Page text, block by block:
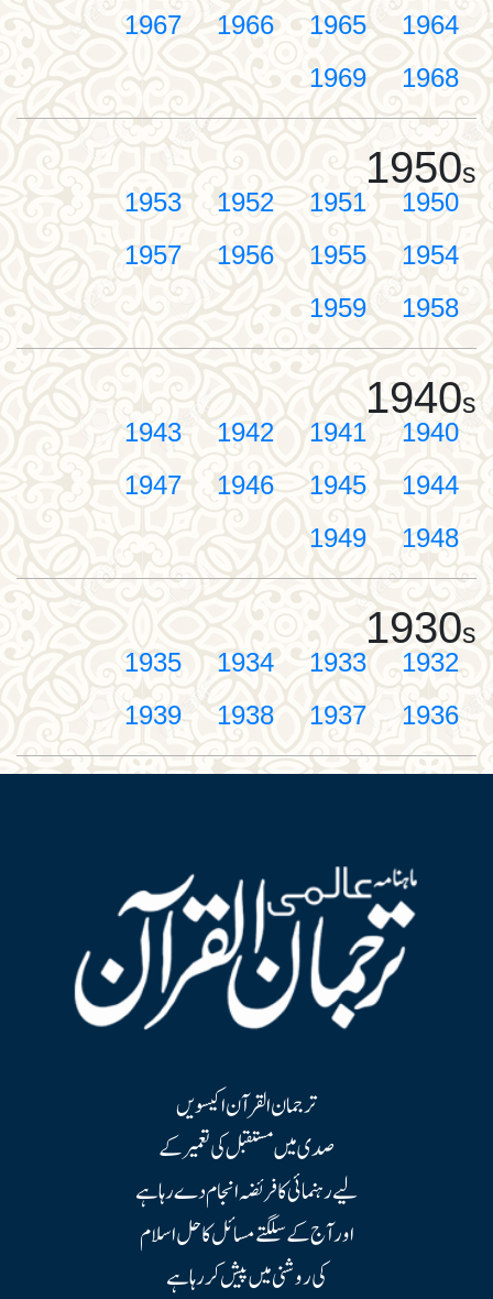
1964
1965
1966
1967
1968
1969
1950s
1950
1951
1952
1953
1954
1955
1956
1957
1958
1959
1940s
1940
1941
1942
1943
1944
1945
1946
1947
1948
1949
1930s
1932
1933
1934
1935
1936
1937
1938
1939
ترجمان القرآن اکیسویں
صدی میں مستقبل کی تعمیر کے
لیے رہنمائی کا فریضہ انجام دے رہا ہے
اور آج کے سلگتے مسائل کا حل اسلام
کی روشنی میں پیش کر رہا ہے